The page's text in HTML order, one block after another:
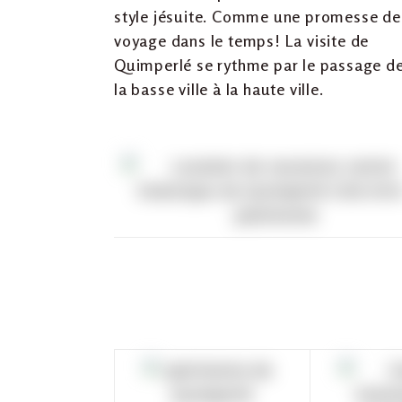
style jésuite. Comme une promesse de
voyage dans le temps! La visite de
Quimperlé se rythme par le passage
la basse ville à la haute ville.